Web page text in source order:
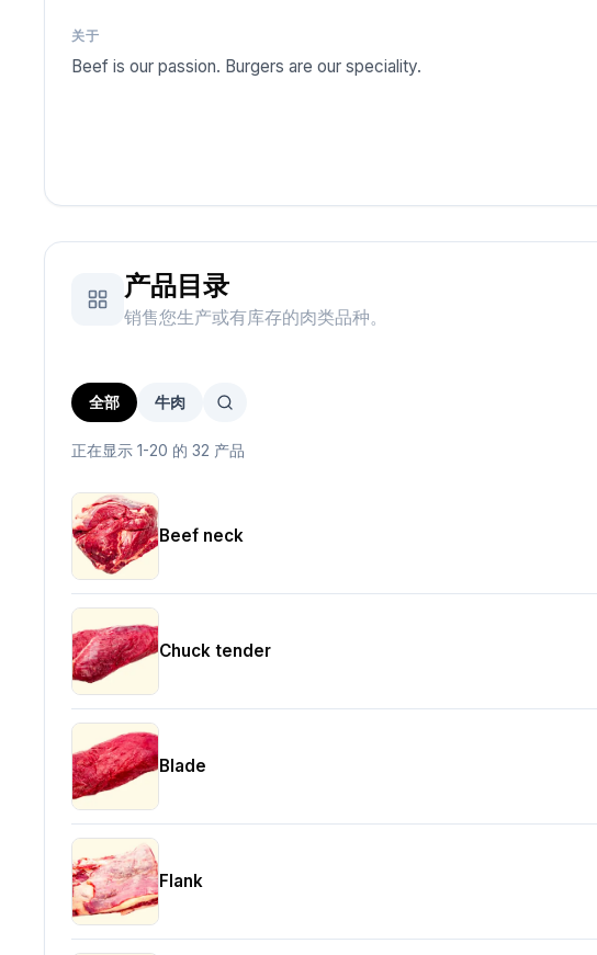
关于
Beef is our passion. Burgers are our speciality.
产品目录
销售您生产或有库存的肉类品种。
全部 牛肉
正在显示 1-20 的 32 产品
Beef neck
Chuck tender
Blade
Flank